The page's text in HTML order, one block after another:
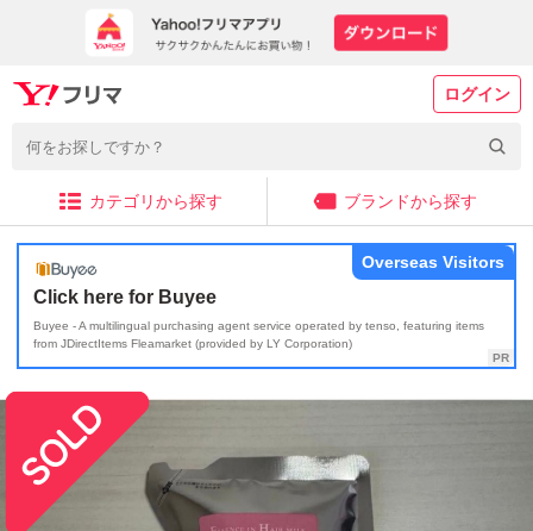
ログイン
カテゴリから探す ブランドから探す
Click here for Buyee
Buyee - A multilingual purchasing agent service operated by tenso, featuring items
from JDirectItems Fleamarket (provided by LY Corporation)
Overseas Visitors